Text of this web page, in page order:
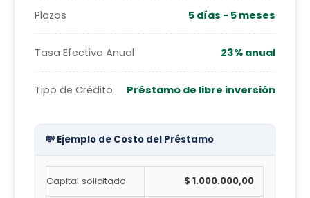
Plazos 5 días - 5 meses
Tasa Efectiva Anual 23% anual
Tipo de Crédito Préstamo de libre inversión
💸 Ejemplo de Costo del Préstamo
Capital solicitado $ 1.000.000,00